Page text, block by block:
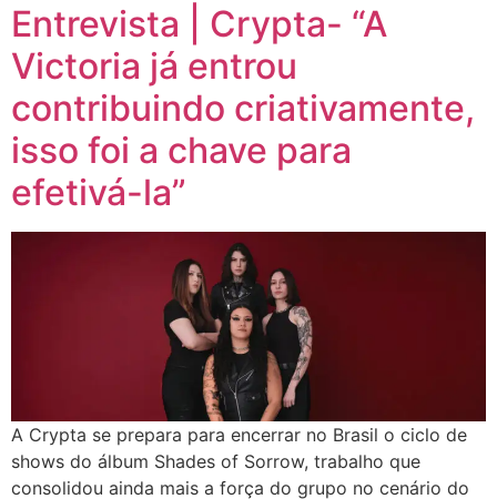
Entrevista | Crypta- “A
Victoria já entrou
contribuindo criativamente,
isso foi a chave para
efetivá-la”
A Crypta se prepara para encerrar no Brasil o ciclo de
shows do álbum Shades of Sorrow, trabalho que
consolidou ainda mais a força do grupo no cenário do